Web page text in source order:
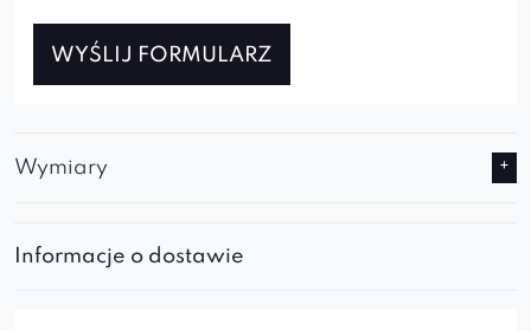
WYŚLIJ FORMULARZ
Wymiary
Informacje o dostawie